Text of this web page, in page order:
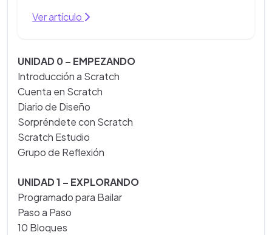
Ver artículo
UNIDAD 0 – EMPEZANDO
Introducción a Scratch
Cuenta en Scratch
Diario de Diseño
Sorpréndete con Scratch
Scratch Estudio
Grupo de Reflexión
UNIDAD 1 – EXPLORANDO
Programado para Bailar
Paso a Paso
10 Bloques